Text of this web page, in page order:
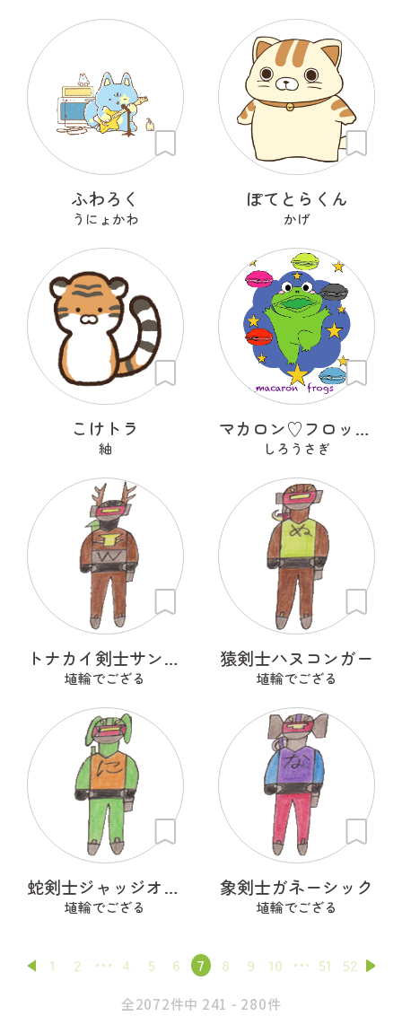
ふわろく
うにょかわ
ぽてとらくん
かげ
こけトラ
紬
マカロン♡フロッグズ
しろうさぎ
トナカイ剣士サンタＣＲＯＳＳ
埴輪でござる
猿剣士ハヌコンガー
埴輪でござる
蛇剣士ジャッジオルトロス
埴輪でござる
象剣士ガネーシック
埴輪でござる
1 2 4 5 6 7 8 9 10 51 52
全2072件中 241 - 280件